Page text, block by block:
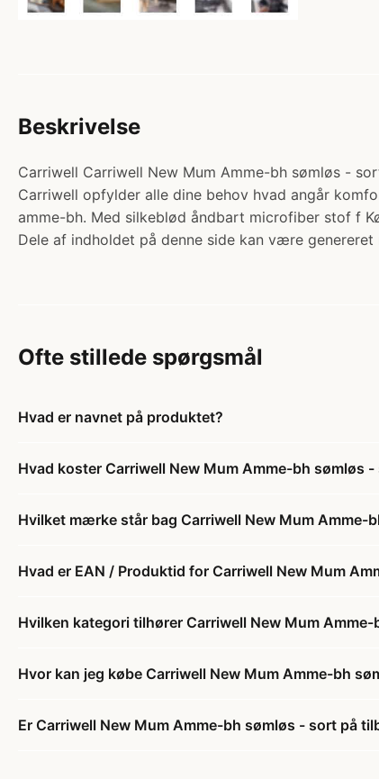
Beskrivelse
Carriwell Carriwell New Mum Amme-bh sømløs -
Carriwell opfylder alle dine behov hvad angår
amme-bh. Med silkeblød åndbart microfiber stof f
Dele af indholdet på denne side kan være
Ofte stillede spørgsmål
Hvad er navnet på produktet?
Hvad koster Carriwell New Mum Amme-bh sømløs -
Hvilket mærke står bag Carriwell New Mum Amme-
Hvad er EAN / Produktid for Carriwell New Mum
Hvilken kategori tilhører Carriwell New Mum
Hvor kan jeg købe Carriwell New Mum Amme-bh
Er Carriwell New Mum Amme-bh sømløs - sort på